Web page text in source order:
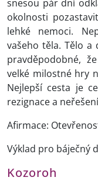
snesou pár dní
okolnosti
lehké nemoci.
vašeho těla. Tělo a
pravděpodobné,
velké milostné hry
Nejlepší cesta je
rezignace a
Afirmace:
Výklad pro báječný
Kozoroh